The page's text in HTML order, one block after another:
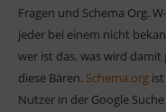
Fragen und Schema Org.
jeder bei einem nicht
wer ist das, was wird damit
diese Bären. Schema.org
Nutzer in der Google